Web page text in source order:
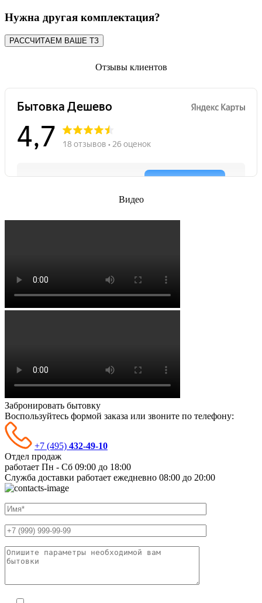
Нужна другая комплектация?
РАССЧИТАЕМ ВАШЕ ТЗ
Отзывы клиентов
Видео
Забронировать бытовку
Воспользуйтесь формой заказа или звоните по телефону:
+7 (495) 432-49-10
Отдел продаж
работает Пн - Сб 09:00 до 18:00
Служба доставки работает ежедневно 08:00 до 20:00